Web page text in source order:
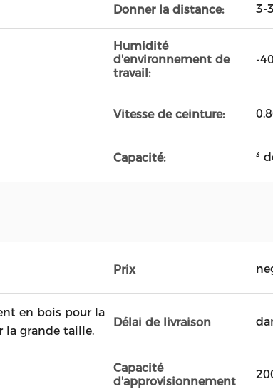
Donner la distance: 3-
Humidité
d'environnement de
travail:
-
Vitesse de ceinture:
Capacité: ³
Prix
en bois pour la
la grande taille.
Délai de livraison
Capacité
d'approvisionnement